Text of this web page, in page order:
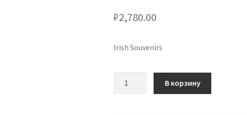
₽2,780.00
Irish Souvenirs
В корзину